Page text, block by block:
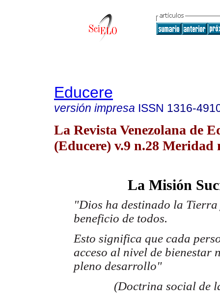
Educere
versión impresa ISSN 1316-
La Revista Venezolana de
(Educere) v.9 n.28 Meridad
La Misión
"Dios ha destinado la Tierra
beneficio de todos.
Esto significa que cada
acceso al nivel de bienestar
pleno desarrollo"
(Doctrina social de